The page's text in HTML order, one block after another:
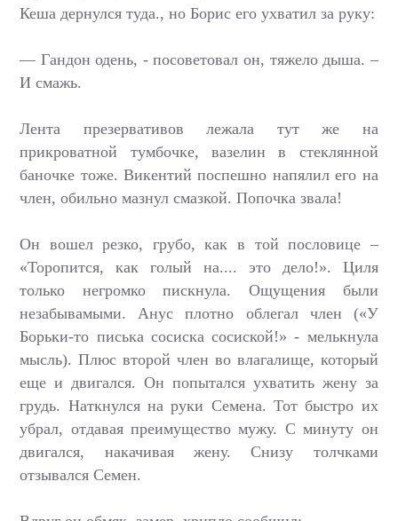
Кеша дернулся туда., но Борис его ухватил за руку:
— Гандон одень, - посоветовал он, тяжело дыша. –
И смажь.
Лента презервативов лежала тут же на
прикроватной тумбочке, вазелин в стеклянной
баночке тоже. Викентий поспешно напялил его на
член, обильно мазнул смазкой. Попочка звала!
Он вошел резко, грубо, как в той пословице –
«Торопится, как голый на.... это дело!». Циля
только негромко пискнула. Ощущения были
незабывамыми. Анус плотно облегал член («У
Борьки-то писька сосиска сосиской!» - мелькнула
мысль). Плюс второй член во влагалище, который
еще и двигался. Он попытался ухватить жену за
грудь. Наткнулся на руки Семена. Тот быстро их
убрал, отдавая преимущество мужу. С минуту он
двигался, накачивая жену. Снизу толчками
отзывался Семен.